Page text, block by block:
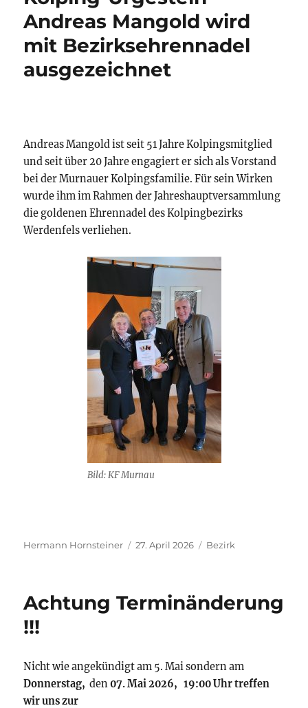
Andreas Mangold wird
mit Bezirksehrennadel
ausgezeichnet
Andreas Mangold ist seit 51 Jahre Kolpingsmitglied
und seit über 20 Jahre engagiert er sich als Vorstand
bei der Murnauer Kolpingsfamilie. Für sein Wirken
wurde ihm im Rahmen der Jahreshauptversammlung
die goldenen Ehrennadel des Kolpingbezirks
Werdenfels verliehen.
Bild: KF Murnau
Autor
Hermann Hornsteiner
Veröffentlicht
27. April 2026 Kategorien
Bezirk
Achtung Terminänderung
!!!
Nicht wie angekündigt am 5. Mai sondern am
Donnerstag, den07. Mai 2026, 19:00 Uhr treffen
wir uns zur